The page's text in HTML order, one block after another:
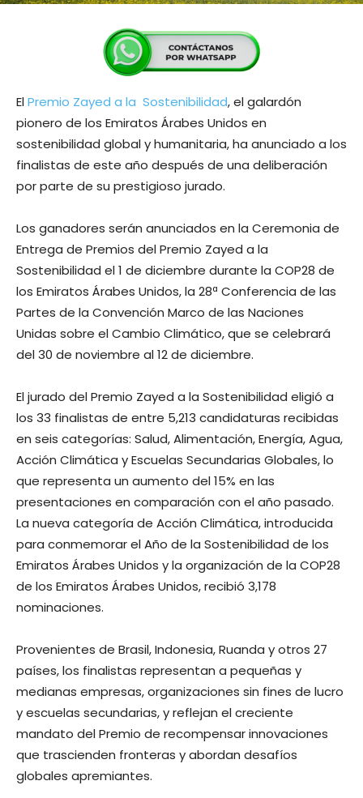
ElPremio Zayed a la Sostenibilidad, el galardón
pionero de los Emiratos Árabes Unidos en
sostenibilidad global y humanitaria, ha anunciado a los
finalistas de este año después de una deliberación
por parte de su prestigioso jurado.
Los ganadores serán anunciados en la Ceremonia de
Entrega de Premios del Premio Zayed a la
Sostenibilidad el 1 de diciembre durante la COP28 de
los Emiratos Árabes Unidos, la 28ª Conferencia de las
Partes de la Convención Marco de las Naciones
Unidas sobre el Cambio Climático, que se celebrará
del 30 de noviembre al 12 de diciembre.
El jurado del Premio Zayed a la Sostenibilidad eligió a
los 33 finalistas de entre 5,213 candidaturas recibidas
en seis categorías: Salud, Alimentación, Energía, Agua,
Acción Climática y Escuelas Secundarias Globales, lo
que representa un aumento del 15% en las
presentaciones en comparación con el año pasado.
La nueva categoría de Acción Climática, introducida
para conmemorar el Año de la Sostenibilidad de los
Emiratos Árabes Unidos y la organización de la COP28
de los Emiratos Árabes Unidos, recibió 3,178
nominaciones.
Provenientes de Brasil, Indonesia, Ruanda y otros 27
países, los finalistas representan a pequeñas y
medianas empresas, organizaciones sin fines de lucro
y escuelas secundarias, y reflejan el creciente
mandato del Premio de recompensar innovaciones
que trascienden fronteras y abordan desafíos
globales apremiantes.